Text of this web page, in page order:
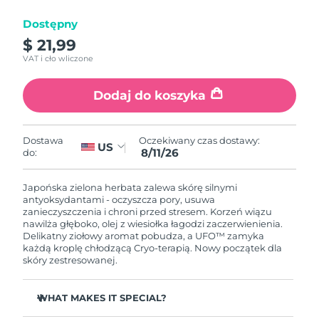
Dostępny
$ 21,99
VAT i cło wliczone
Dodaj do koszyka
Dostawa
do:
US Oczekiwany czas dostawy:
8/11/26
Japońska zielona herbata zalewa skórę silnymi
antyoksydantami - oczyszcza pory, usuwa
zanieczyszczenia i chroni przed stresem. Korzeń wiązu
nawilża głęboko, olej z wiesiołka łagodzi zaczerwienienia.
Delikatny ziołowy aromat pobudza, a UFO™ zamyka
każdą kroplę chłodzącą Cryo-terapią. Nowy początek dla
skóry zestresowanej.
WHAT MAKES IT SPECIAL?
Izrael
Włochy
8/10/26
Oczekiwany czas dostawy
8/13/26
Jersey
Oczekiwany czas dostawy
8/15/26
Kazachstan
Oczekiwany czas dostawy
8/12/26
Kuwejt
Oczekiwany czas dostawy
8/10/26
Oczekiwany czas dostawy